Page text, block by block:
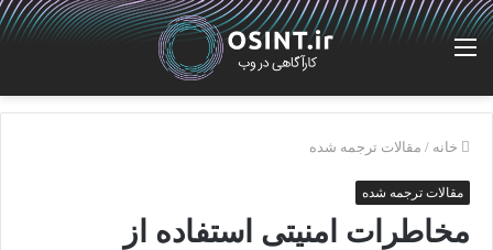
منو
خانه / مقالات ترجمه شده
مقالات ترجمه شده
مخاطرات امنیتی استفاده از